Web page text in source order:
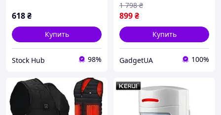
618₴
Купить
Stock Hub 98%
899₴
1 798 ₴
Купить
GadgetUA 100%